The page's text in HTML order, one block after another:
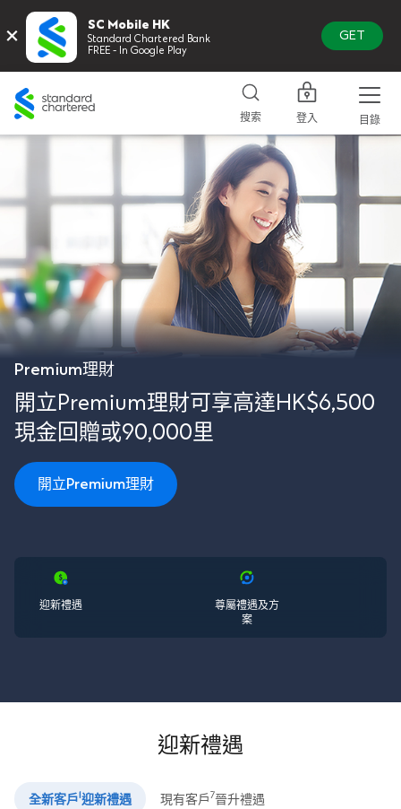
Standard
Chartered
搜索 登入 目錄
Premium理財
開立Premium理財可享高達HK$6,500
現金回贈或90,000里
開立Premium理財
迎新禮遇
尊屬禮遇及方
案
迎新禮遇
全新客戶1迎新禮遇 現有客戶7晉升禮遇
× SC Mobile HK
Standard Chartered Bank
FREE - In Google Play
GET